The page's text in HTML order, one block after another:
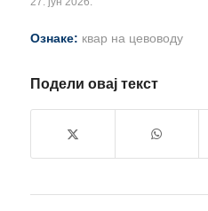
Ознаке: квар на цевоводу
Подели овај текст